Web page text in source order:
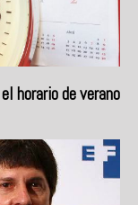
horario de verano